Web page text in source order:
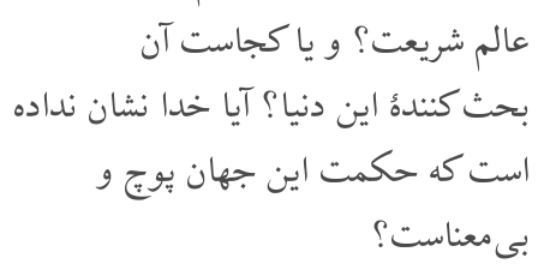
عالم شریعت؟ و یا کجاست آن
بحث کنندۀ این دنیا؟ آیا خدا نشان نداده
است که حکمت این جهان پوچ و
بی معناست؟